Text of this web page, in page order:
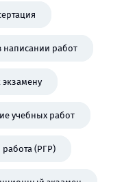
написании работ
учебных работ
(РГР)